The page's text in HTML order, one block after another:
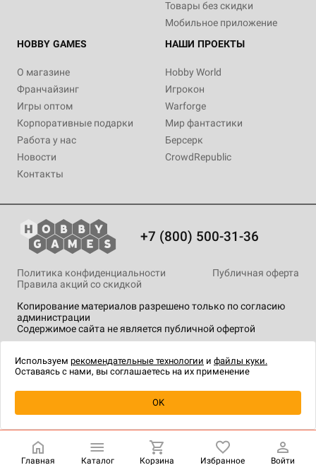
Купить
Товары без скидки
Мобильное приложение
HOBBY GAMES
О магазине
Франчайзинг
Игры оптом
Корпоративные подарки
Работа у нас
Новости
Контакты
НАШИ ПРОЕКТЫ
Hobby World
Игрокон
Warforge
Мир фантастики
Берсерк
CrowdRepublic
+7 (800) 500-31-36
Копирование материалов разрешено только по согласию
администрации
Содержимое сайта не является публичной офертой
Политика конфиденциальности
Публичная оферта
Правила акций со скидкой
технологии.
Главная Каталог Корзина Избранное Войти
Используем рекомендательные технологии и файлы куки.
Оставаясь с нами, вы соглашаетесь на их применение
OK